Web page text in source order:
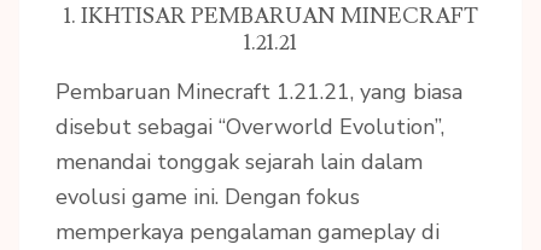
1. IKHTISAR PEMBARUAN MINECRAFT
1.21.21
Pembaruan Minecraft 1.21.21, yang biasa
disebut sebagai “Overworld Evolution”,
menandai tonggak sejarah lain dalam
evolusi game ini. Dengan fokus
memperkaya pengalaman gameplay di